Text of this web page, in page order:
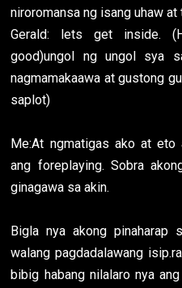
niroromansa ng isang uhaw at
Gerald: lets get inside.
good)ungol ng ungol sya
nagmamakaawa at gustong
saplot)
Me:At ngmatigas ako at
ang foreplaying. Sobra
ginagawa sa akin.
Bigla nya akong pinaharap
walang pagdadalawang
bibig habang nilalaro nya